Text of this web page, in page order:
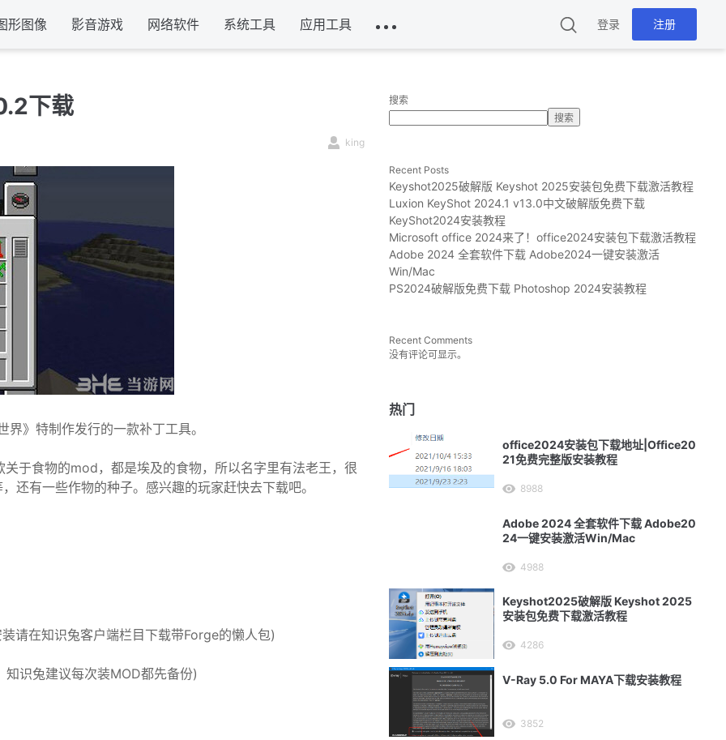
形图像 影音游戏 网络软件 系统工具 应用工具 登录 注册
下载
king
》特制作发行的一款补丁工具。
于食物的mod，都是埃及的食物，所以名字里有法老王，很
还有一些作物的种子。感兴趣的玩家赶快去下载吧。
请在知识兔客户端栏目下载带Forge的懒人包)
识兔建议每次装MOD都先备份)
搜索
搜索
Recent Posts
Keyshot2025破解版 Keyshot 2025安装包免费下载激活教程
Luxion KeyShot 2024.1 v13.0中文破解版免费下载
KeyShot2024安装教程
Microsoft office 2024来了！office2024安装包下载激活教程
Adobe 2024 全套软件下载 Adobe2024一键安装激活
Win/Mac
PS2024破解版免费下载 Photoshop 2024安装教程
Recent Comments
没有评论可显示。
热门
office2024安装包下载地址|Office20
21免费完整版安装教程
8988
Adobe 2024 全套软件下载 Adobe20
24一键安装激活Win/Mac
4988
Keyshot2025破解版 Keyshot 2025
安装包免费下载激活教程
4286
V-Ray 5.0 For MAYA下载安装教程
3852